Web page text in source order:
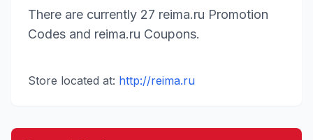
There are currently 27 reima.ru Promotion
Codes and reima.ru Coupons.
Store located at: http://reima.ru